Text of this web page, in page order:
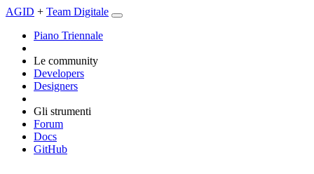
AGID + Team Digitale
Piano Triennale
Le community
Developers
Designers
Gli strumenti
Forum
Docs
GitHub